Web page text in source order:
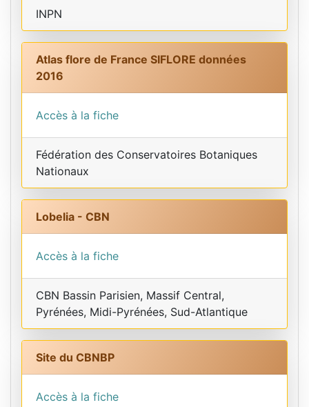
INPN
Atlas flore de France SIFLORE données
2016
Accès à la fiche
Fédération des Conservatoires Botaniques
Nationaux
Lobelia - CBN
Accès à la fiche
CBN Bassin Parisien, Massif Central,
Pyrénées, Midi-Pyrénées, Sud-Atlantique
Site du CBNBP
Accès à la fiche